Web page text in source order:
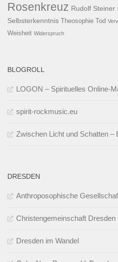
Rosenkreuz Rudolf Steiner
Selbsterkenntnis Theosophie Tod
Weisheit Widerspruch
BLOGROLL
LOGON – Spirituelles Online-
spirit-rockmusic.eu
Zwischen Licht und Schatten –
DRESDEN
Anthroposophische
Christengemeinschaft Dresden
Dresden im Wandel